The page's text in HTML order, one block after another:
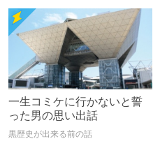
一生コミケに行かないと誓
った男の思い出話
黒歴史が出来る前の話